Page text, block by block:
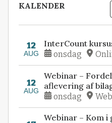
KALENDER
12
AUG
InterCount
onsdag
12
AUG
Webinar –
aflevering af
onsdag
Webinar – Kom i